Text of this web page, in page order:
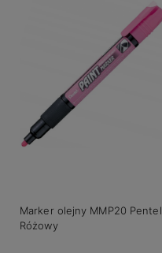
Marker olejny MMP20 Pentel
Różowy